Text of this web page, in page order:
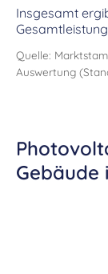
Insgesamt
Quelle:
Auswertung
Gebäude